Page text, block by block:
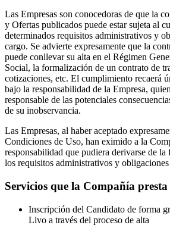
Las Empresas son conocedoras de que la
y Ofertas publicados puede estar sujeta al
determinados requisitos administrativos y
cargo. Se advierte expresamente que la
puede conllevar su alta en el Régimen
Social, la formalización de un contrato de
cotizaciones, etc. El cumplimiento recaerá
bajo la responsabilidad de la Empresa,
responsable de las potenciales
de su inobservancia.
Las Empresas, al haber aceptado
Condiciones de Uso, han eximido a la
responsabilidad que pudiera derivarse de
los requisitos administrativos y obligaciones
Servicios que la Compañía
Inscripción del Candidato de forma
Livo a través del proceso de alta